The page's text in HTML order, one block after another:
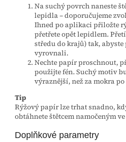
Na suchý povrch naneste
lepidla – doporučujeme
Ihned po aplikaci přiložte
přetřete opět lepidlem.
středu do krajů) tak,
vyrovnali.
Nechte papír proschnout,
použijte fén. Suchý motiv
výraznější, než za mokra
Tip
Rýžový papír lze trhat snadno,
obtáhnete štětcem namočeným
Doplňkové parametry